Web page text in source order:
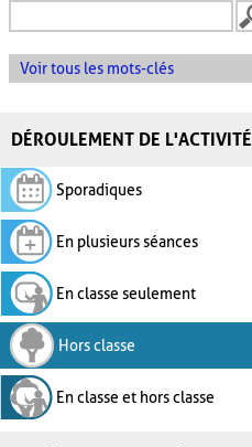
Voir tous les mots-clés
DÉROULEMENT DE L'ACTIVITÉ
Sporadiques
En plusieurs séances
En classe seulement
Hors classe
En classe et hors classe